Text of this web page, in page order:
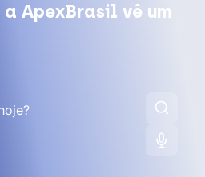
a ApexBrasil vê um